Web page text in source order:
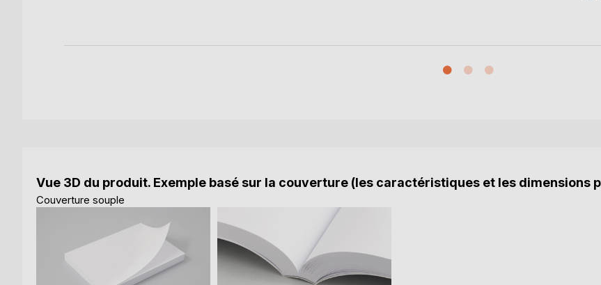
Vue 3D du produit. Exemple basé sur la couverture (les caractéristiques et les dimensions
Couverture souple